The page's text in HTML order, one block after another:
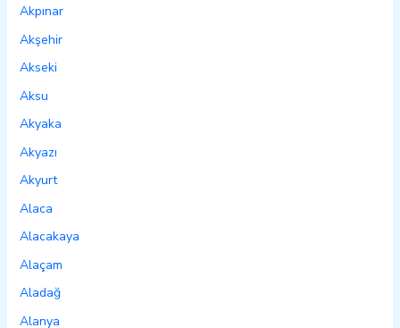
Akpınar
Akşehir
Akseki
Aksu
Akyaka
Akyazı
Akyurt
Alaca
Alacakaya
Alaçam
Aladağ
Alanya